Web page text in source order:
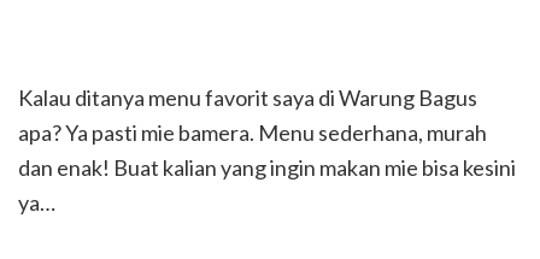
Kalau ditanya menu favorit saya di Warung Bagus
apa? Ya pasti mie bamera. Menu sederhana, murah
dan enak! Buat kalian yang ingin makan mie bisa kesini
ya…